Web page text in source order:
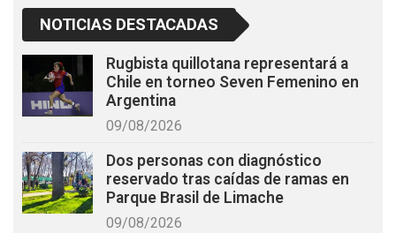
NOTICIAS DESTACADAS
Rugbista quillotana representará a
Chile en torneo Seven Femenino en
Argentina
09/08/2026
Dos personas con diagnóstico
reservado tras caídas de ramas en
Parque Brasil de Limache
09/08/2026